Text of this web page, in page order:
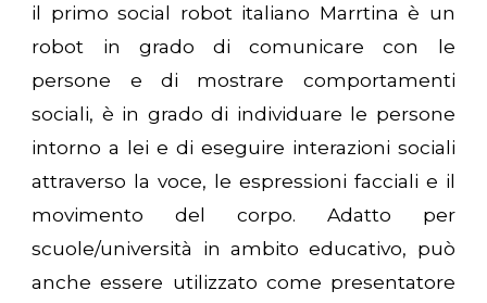
il primo social robot italiano Marrtina è un
robot in grado di comunicare con le
persone e di mostrare comportamenti
sociali, è in grado di individuare le persone
intorno a lei e di eseguire interazioni sociali
attraverso la voce, le espressioni facciali e il
movimento del corpo. Adatto per
scuole/università in ambito educativo, può
anche essere utilizzato come presentatore